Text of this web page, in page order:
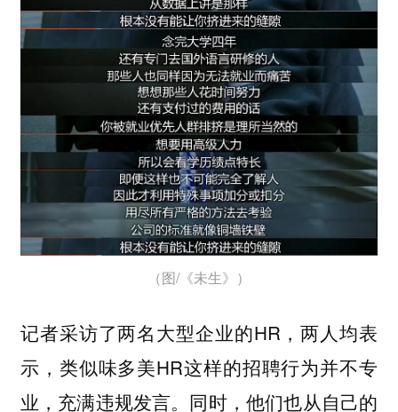
（图/《未生》）
记者采访了两名大型企业的HR，两人均表
示，类似味多美HR这样的招聘行为并不专
业，充满违规发言。同时，他们也从自己的